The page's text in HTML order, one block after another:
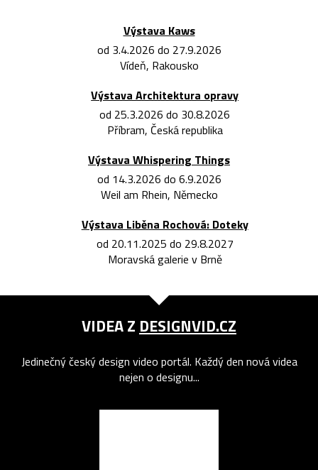
Výstava Kaws
od 3.4.2026 do 27.9.2026
Vídeň, Rakousko
Výstava Architektura opravy
od 25.3.2026 do 30.8.2026
Příbram, Česká republika
Výstava Whispering Things
od 14.3.2026 do 6.9.2026
Weil am Rhein, Německo
Výstava Liběna Rochová: Doteky
od 20.11.2025 do 29.8.2027
Moravská galerie v Brně
VIDEA Z DESIGNVID.CZ
Jedinečný český design video portál. Každý den nová videa
nejen o designu...